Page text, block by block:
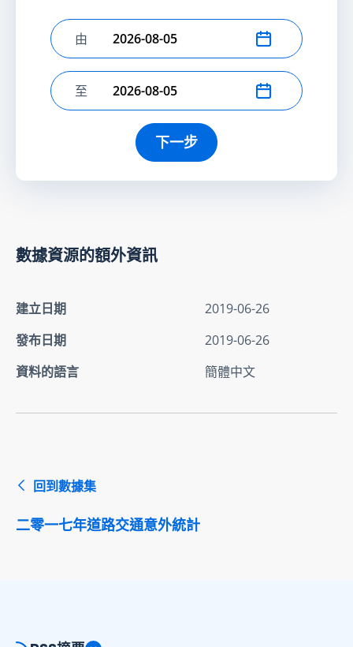
選擇開始日期
由
選擇結束日期
至
下一步
數據資源的額外資訊
建立日期
2019-06-26
發布日期
2019-06-26
資料的語言
簡體中文
回到數據集
二零一七年道路交通意外統計